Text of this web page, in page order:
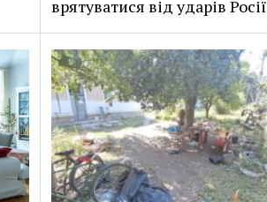
врятуватися від ударів Росії